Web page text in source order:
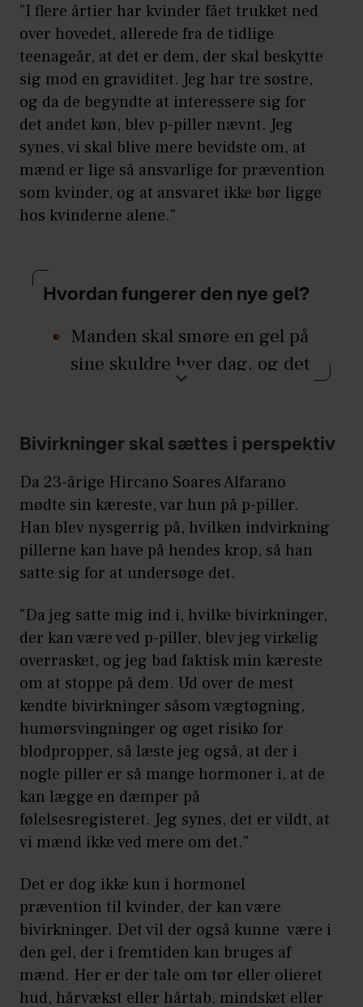
”I flere årtier har kvinder fået trukket ned
over hovedet, allerede fra de tidlige
teenageår, at det er dem, der skal beskytte
sig mod en graviditet. Jeg har tre søstre,
og da de begyndte at interessere sig for
det andet køn, blev p-piller nævnt. Jeg
synes, vi skal blive mere bevidste om, at
mænd er lige så ansvarlige for prævention
som kvinder, og at ansvaret ikke bør ligge
hos kvinderne alene."
Hvordan fungerer den nye gel?
Manden skal smøre en gel på
sine skuldre hver dag, og det
Gelen har et hormon i sig, der
nedsætter produktionen af
testosteron, så der lige præcis
er nok i kroppen til at
opretholde basale ting som
muskelmasse og sexlyst, men
ikke nok til at producere nok
sædceller til at gøre en kvinde
gravid.
I sæd er der mellem 15- og
200 millioner sædceller per
millimeter, og studiet har vist,
at hvis man har mindre end
en million sædceller per
milliliter, så kan man ikke
er netop dette, den nye gel
kommer til at gøre.
I studiet opnåede 86% af
mændene resultater efter at
Bivirkninger skal sættes i perspektiv
Da 23-årige Hircano Soares Alfarano
mødte sin kæreste, var hun på p-piller.
Han blev nysgerrig på, hvilken indvirkning
pillerne kan have på hendes krop, så han
satte sig for at undersøge det.
"Da jeg satte mig ind i, hvilke bivirkninger,
der kan være ved p-piller, blev jeg virkelig
overrasket, og jeg bad faktisk min kæreste
om at stoppe på dem. Ud over de mest
kendte bivirkninger såsom vægtøgning,
humørsvingninger og øget risiko for
blodpropper, så læste jeg også, at der i
nogle piller er så mange hormoner i, at de
kan lægge en dæmper på
følelsesregisteret. Jeg synes, det er vildt, at
vi mænd ikke ved mere om det."
Det er dog ikke kun i hormonel
prævention til kvinder, der kan være
bivirkninger. Det vil der også kunne være i
den gel, der i fremtiden kan bruges af
mænd. Her er der tale om tør eller olieret
hud, hårvækst eller hårtab, mindsket eller